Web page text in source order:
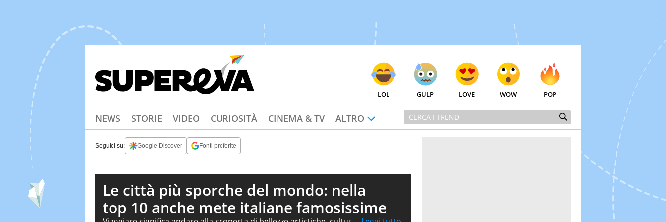
LOL GULP LOVE WOW POP
NEWS STORIE VIDEO CURIOSITÀ CINEMA & TV ALTRO
Seguici su: Google Discover Fonti preferite
Le città più sporche del mondo: nella
top 10 anche mete italiane famosissime